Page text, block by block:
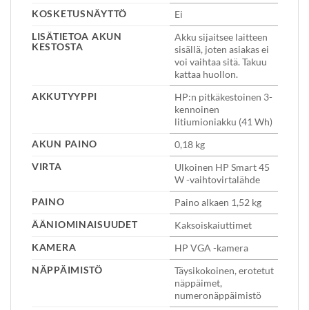
KOSKETUSNÄYTTÖ
Ei
LISÄTIETOA AKUN
KESTOSTA
Akku sijaitsee laitteen
sisällä, joten asiakas ei
voi vaihtaa sitä. Takuu
kattaa huollon.
AKKUTYYPPI
HP:n pitkäkestoinen 3-
kennoinen
litiumioniakku (41 Wh)
AKUN PAINO
0,18 kg
VIRTA
Ulkoinen HP Smart 45
W -vaihtovirtalähde
PAINO
Paino alkaen 1,52 kg
ÄÄNIOMINAISUUDET
Kaksoiskaiuttimet
KAMERA
HP VGA -kamera
NÄPPÄIMISTÖ
Täysikokoinen, erotetut
näppäimet,
numeronäppäimistö